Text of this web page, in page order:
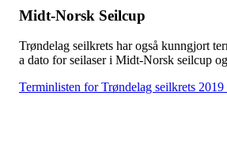
Midt-Norsk Seilcup
Trøndelag seilkrets har også kunngjort
a dato for seilaser i Midt-Norsk seilcup
Terminlisten for Trøndelag seilkrets 2019